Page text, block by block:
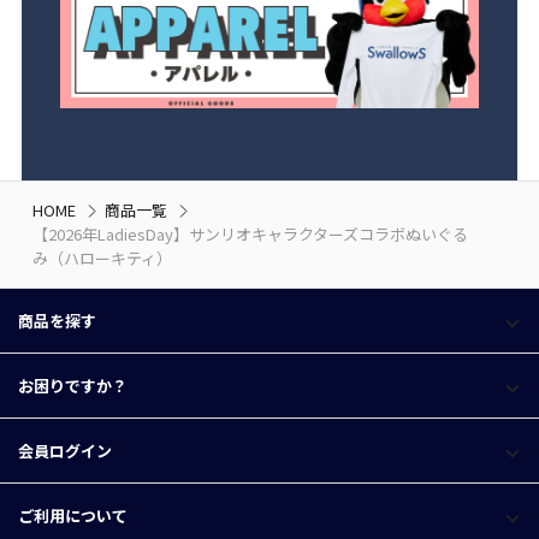
HOME
商品一覧
【2026年LadiesDay】サンリオキャラクターズコラボぬいぐる
み（ハローキティ）
商品を探す
お困りですか？
会員ログイン
ご利用について